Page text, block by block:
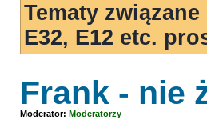
Tematy
E32, E12 etc.
Frank - nie
Moderator: Moderatorzy